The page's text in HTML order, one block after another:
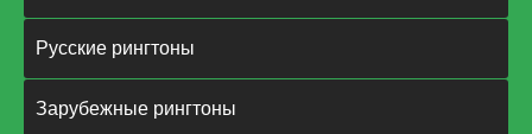
Русские рингтоны
Зарубежные рингтоны